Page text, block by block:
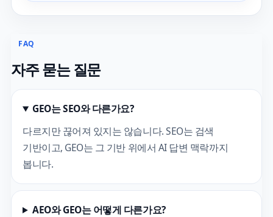
FAQ
자주 묻는 질문
GEO는 SEO와 다른가요?
다르지만 끊어져 있지는 않습니다. SEO는 검색
기반이고, GEO는 그 기반 위에서 AI 답변 맥락까지
봅니다.
AEO와 GEO는 어떻게 다른가요?